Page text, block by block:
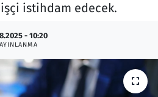
istihdam edecek.
- 10:20